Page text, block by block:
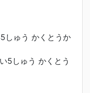
しゅう かくとうか
5しゅう かくとう